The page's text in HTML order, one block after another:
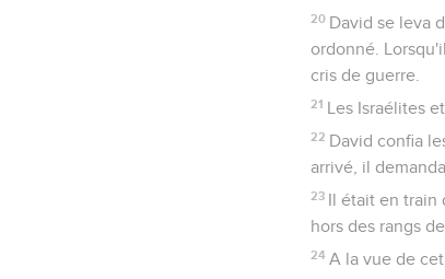
20 David se leva
ordonné.
cris de guerre.
21 Les Israélites
22 David confia
arrivé, il
23 Il était en train
hors des rangs
24 A la vue de